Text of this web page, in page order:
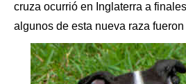
cruza ocurrió en Inglaterra a
algunos de esta nueva raza